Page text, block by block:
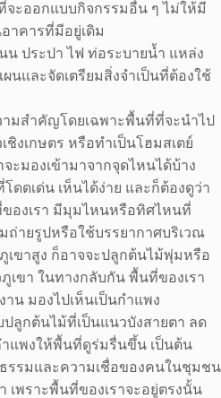
ที่จะออกแบบกิจกรรมอื่น ๆ ไม่ให้มี
าคารที่มีอยู่เดิม
ประปา ไฟ ท่อระบายน้ำ แหล่ง
นและจัดเตรียมสิ่งจำเป็นที่ต้องใช้
มสำคัญโดยเฉพาะพื้นที่ที่จะนำไป
ชิงเกษตร หรือทำเป็นโฮมสเตย์
ะมองเข้ามาจากจุดไหนได้บ้าง
ดดเด่น เห็นได้ง่าย และก็ต้องดูว่า
องเรา มีมุมไหนหรือทิศไหนที่
ถ่ายรูปหรือใช้บรรยากาศบริเวณ
เขาสูง ก็อาจจะปลูกต้นไม้พุ่มหรือ
เขา ในทางกลับกัน พื้นที่ของเรา
าน มองไปเห็นเป็นกำแพง
ลูกต้นไม้ที่เป็นแนวบังสายตา ลด
แพงให้พื้นที่ดูร่มรื่นขึ้น เป็นต้น
รมและความเชื่อของคนในชุมชน
เพราะพื้นที่ของเราจะอยู่ตรงนั้น